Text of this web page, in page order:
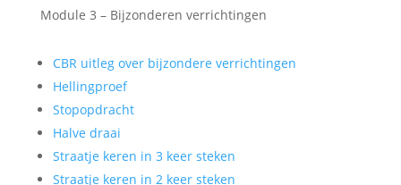
Module 3 – Bijzonderen verrichtingen
CBR uitleg over bijzondere verrichtingen
Hellingproef
Stopopdracht
Halve draai
Straatje keren in 3 keer steken
Straatje keren in 2 keer steken